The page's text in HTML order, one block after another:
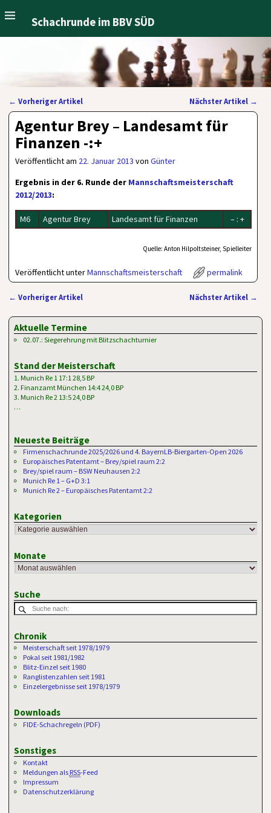
Schachrunde im BBV SÜD
Artikelnavigation
← Vorheriger Artikel Nächster Artikel →
Agentur Brey – Landesamt für
Finanzen -:+
Veröffentlicht am 22. Januar 2013 vonGünter
Ergebnis in der 6. Runde der Mannschaftsmeisterschaft
2012/2013:
M6 Agentur Brey Landesamt für Finanzen – : +
Quelle: Anton Hilpoltsteiner, Spielleiter
Veröffentlicht unterMannschaftsmeisterschaft permalink
← Vorheriger Artikel Nächster Artikel →
Aktuelle Termine
02.07.: Siegerehrung mit Blitzschachturnier
Stand der Meisterschaft
1. Munich Re 1 17:1 28,5 BP
2. Finanzamt München 14:4 24,0 BP
3. Munich Re 2 13:5 24,0 BP
…
Neueste Beiträge
Firmenschachrunde 2025/2026 und 4. BayernLB-Biergarten-Open 2026
Europäisches Patentamt – Brey/spiel raum 2:2
Brey/spiel raum – BSW Neuhausen 2:2
Munich Re 1 – G+D 3:1
Munich Re 2 – Europäisches Patentamt 2:2
Kategorien
Monate
Suche
Chronik
Meisterschaft seit 1978/1979
Pokal seit 1981/1982
Blitz-Einzel seit 1980
Ranglistenzahlen seit 1981
Einzelergebnisse seit 1978/1979
Downloads
FIDE-Schachregeln (PDF)
Sonstiges
Kontakt
Meldungen als RSS-Feed
Impressum
Datenschutzerklärung